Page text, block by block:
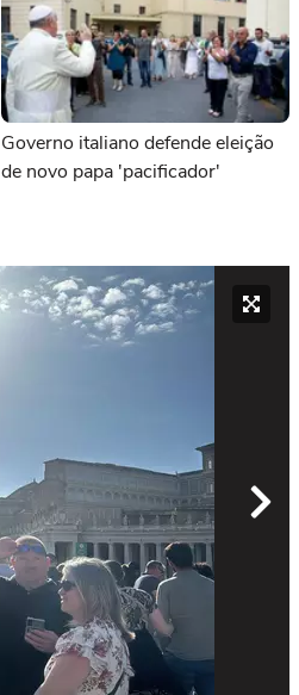
Governo italiano defende eleição
de novo papa 'pacificador'